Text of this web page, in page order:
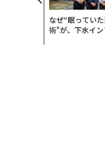
なぜ“眠ってい
術”が、下水イ